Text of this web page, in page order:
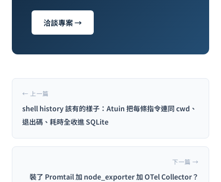
洽談專案 →
← 上一篇
shell history 該有的樣子：Atuin 把每條指令連同 cwd、
退出碼、耗時全收進 SQLite
下一篇 →
裝了 Promtail 加 node_exporter 加 OTel Collector？